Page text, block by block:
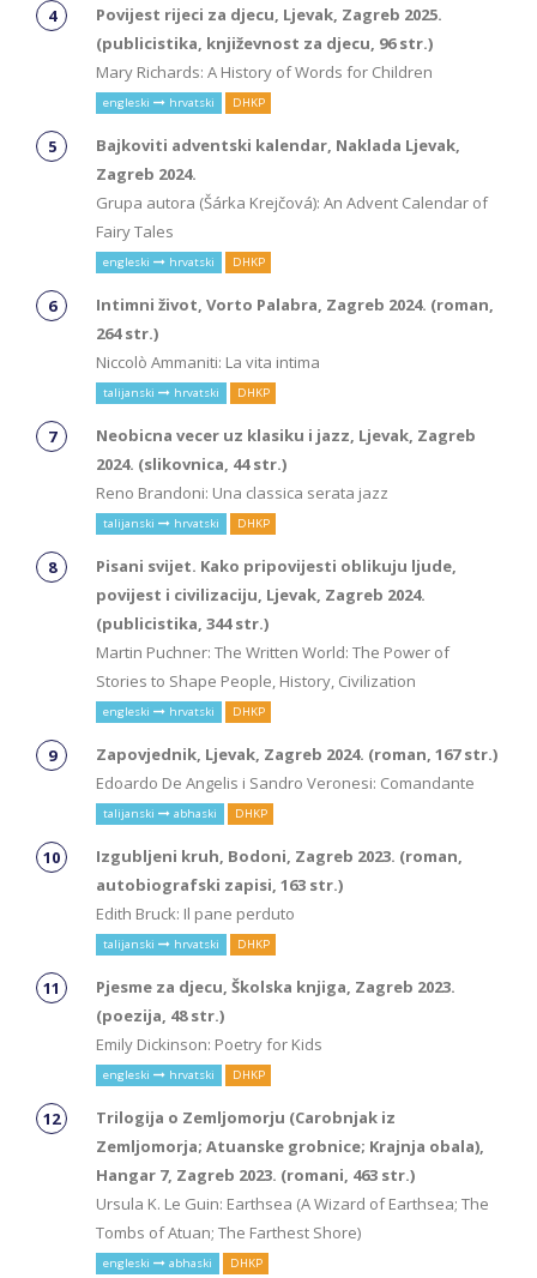
Povijest rijeci za djecu, Ljevak, Zagreb 2025.
(publicistika, književnost za djecu, 96 str.)
Mary Richards: A History of Words for Children
engleski hrvatski DHKP
Bajkoviti adventski kalendar, Naklada Ljevak,
Zagreb 2024.
Grupa autora (Šárka Krejčová): An Advent Calendar of
Fairy Tales
engleski hrvatski DHKP
Intimni život, Vorto Palabra, Zagreb 2024. (roman,
264 str.)
Niccolò Ammaniti: La vita intima
talijanski hrvatski DHKP
Neobicna vecer uz klasiku i jazz, Ljevak, Zagreb
2024. (slikovnica, 44 str.)
Reno Brandoni: Una classica serata jazz
talijanski hrvatski DHKP
Pisani svijet. Kako pripovijesti oblikuju ljude,
povijest i civilizaciju, Ljevak, Zagreb 2024.
(publicistika, 344 str.)
Martin Puchner: The Written World: The Power of
Stories to Shape People, History, Civilization
engleski hrvatski DHKP
Zapovjednik, Ljevak, Zagreb 2024. (roman, 167 str.)
Edoardo De Angelis i Sandro Veronesi: Comandante
talijanski abhaski DHKP
Izgubljeni kruh, Bodoni, Zagreb 2023. (roman,
autobiografski zapisi, 163 str.)
Edith Bruck: Il pane perduto
talijanski hrvatski DHKP
Pjesme za djecu, Školska knjiga, Zagreb 2023.
(poezija, 48 str.)
Emily Dickinson: Poetry for Kids
engleski hrvatski DHKP
Trilogija o Zemljomorju (Carobnjak iz
Zemljomorja; Atuanske grobnice; Krajnja obala),
Hangar 7, Zagreb 2023. (romani, 463 str.)
Ursula K. Le Guin: Earthsea (A Wizard of Earthsea; The
Tombs of Atuan; The Farthest Shore)
engleski abhaski DHKP